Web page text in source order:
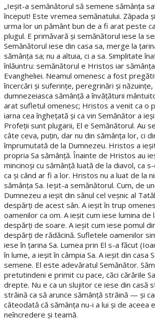
„Ieşit-a semănătorul să semene sămânţa
început! Este vremea semănatului. Zăpada
urma lor un pământ bun de a fi arat peste
plugul. E primăvară şi semănătorul iese la
Semănătorul iese din casa sa, merge la
sămânţa sa; nu a altuia, ci a sa. Simplitate
înlăuntru: semănătorul e Hristos iar
Evangheliei. Neamul omenesc a fost
încercări şi suferinţe, peregrinări şi
dumnezeiasca sămânţă a învăţăturii
arat sufletul omenesc; Hristos a venit ca o
iarna cea îngheţată şi ca vin Semănător a
Profeţii sunt plugarii, El e Semănătorul. Au
câte ceva, puţin, dar nu din sămânţa lor, ci
împrumutată de la Dumnezeu. Hristos a
propria Sa sămânţă. Înainte de Hristos au
mincinoşi cu sămânţă luată de la diavol, ca
ca şi când ar fi a lor. Hristos nu a luat de la
sămânţa Sa. Ieşit-a semănătorul. Cum, de
Dumnezeu a ieşit din sânul cel veşnic al
despărţi de acest sân. A ieşit în trup
oamenilor ca om. A ieşit cum iese lumina de
despărţi de soare. A ieşit cum iese pomul
despărţi de rădăcină. Sufletele oamenilor
iese în ţarina Sa. Lumea prin El s-a făcut
în lume, a ieşit în câmpia Sa. A ieşit din casa
semene. El este adevăratul Semănător.
pretutindeni e primit cu pace, căci cărările
drepte. Nu e ca un slujitor ce iese din casă
străină ca să arunce sămânţă străină — şi
câteodată că sămânţa nu-i a lui şi de aceea
neîncredere şi teamă.